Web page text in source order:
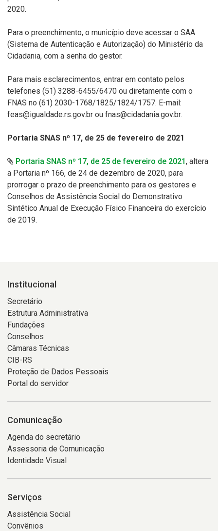
2020.
Para o preenchimento, o município deve acessar o SAA
(Sistema de Autenticação e Autorização) do Ministério da
Cidadania, com a senha do gestor.
Para mais esclarecimentos, entrar em contato pelos
telefones (51) 3288-6455/6470 ou diretamente com o
FNAS no (61) 2030-1768/1825/1824/1757. E-mail:
feas@igualdade.rs.gov.br ou fnas@cidadania.gov.br.
Portaria SNAS nº 17, de 25 de fevereiro de 2021
Portaria SNAS nº 17, de 25 de fevereiro de 2021, altera
a Portaria nº 166, de 24 de dezembro de 2020, para
prorrogar o prazo de preenchimento para os gestores e
Conselhos de Assistência Social do Demonstrativo
Sintético Anual de Execução Físico Financeira do exercício
de 2019.
Institucional
Secretário
Estrutura Administrativa
Fundações
Conselhos
Câmaras Técnicas
CIB-RS
Proteção de Dados Pessoais
Portal do servidor
Comunicação
Agenda do secretário
Assessoria de Comunicação
Identidade Visual
Serviços
Assistência Social
Convênios